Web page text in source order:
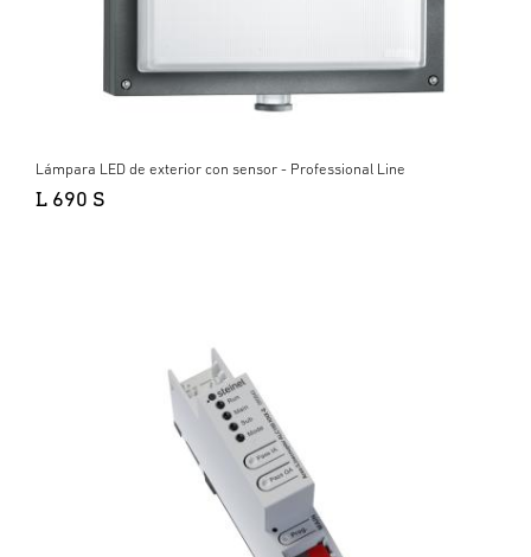
Lámpara LED de exterior con sensor - Professional Line
L 690 S